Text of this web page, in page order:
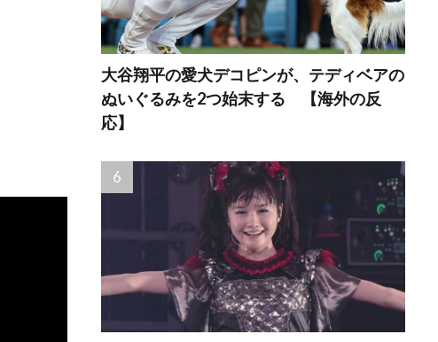
大谷翔平の愛犬デコピンが、テディベアの
ぬいぐるみを2つ始末する 【海外の反
応】